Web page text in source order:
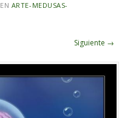
EN ARTE-MEDUSAS-
Siguiente →